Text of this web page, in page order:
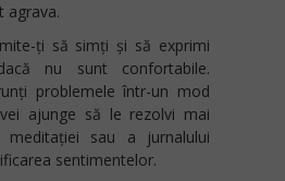
agrava.
ți să simți și să exprimi
nu sunt confortabile.
problemele într-un mod
ajunge să le rezolvi mai
meditației sau a jurnalului
sentimentelor.